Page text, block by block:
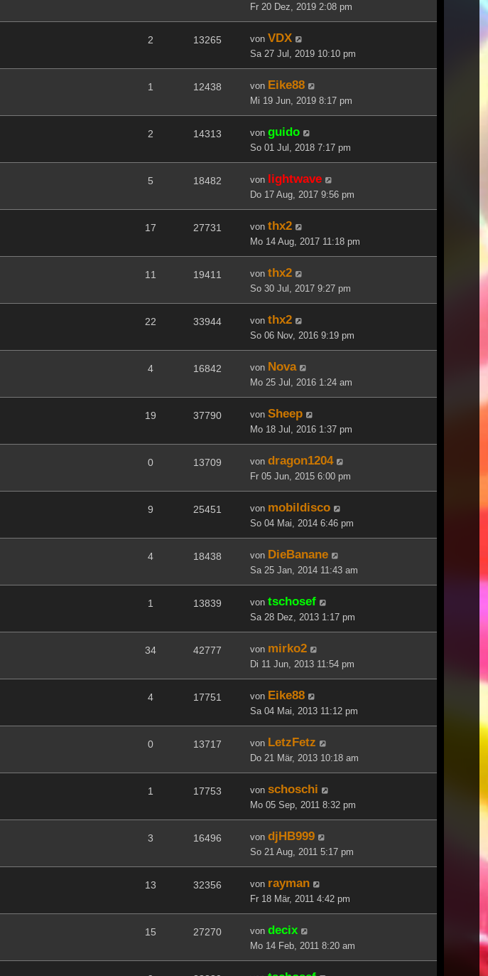
Fr 20 Dez, 2019 2:08 pm
2 13265 von VDX
Sa 27 Jul, 2019 10:10 pm
1 12438 von Eike88
Mi 19 Jun, 2019 8:17 pm
2 14313 von guido
So 01 Jul, 2018 7:17 pm
5 18482 von lightwave
Do 17 Aug, 2017 9:56 pm
17 27731 von thx2
Mo 14 Aug, 2017 11:18 pm
11 19411 von thx2
So 30 Jul, 2017 9:27 pm
22 33944 von thx2
So 06 Nov, 2016 9:19 pm
4 16842 von Nova
Mo 25 Jul, 2016 1:24 am
19 37790 von Sheep
Mo 18 Jul, 2016 1:37 pm
0 13709 von dragon1204
Fr 05 Jun, 2015 6:00 pm
9 25451 von mobildisco
So 04 Mai, 2014 6:46 pm
4 18438 von DieBanane
Sa 25 Jan, 2014 11:43 am
1 13839 von tschosef
Sa 28 Dez, 2013 1:17 pm
34 42777 von mirko2
Di 11 Jun, 2013 11:54 pm
4 17751 von Eike88
Sa 04 Mai, 2013 11:12 pm
0 13717 von LetzFetz
Do 21 Mär, 2013 10:18 am
1 17753 von schoschi
Mo 05 Sep, 2011 8:32 pm
3 16496 von djHB999
So 21 Aug, 2011 5:17 pm
13 32356 von rayman
Fr 18 Mär, 2011 4:42 pm
15 27270 von decix
Mo 14 Feb, 2011 8:20 am